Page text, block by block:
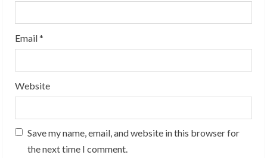
Email*
Website
Save my name, email, and website in this browser for
the next time I comment.